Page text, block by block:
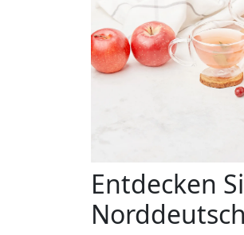
Entdecken